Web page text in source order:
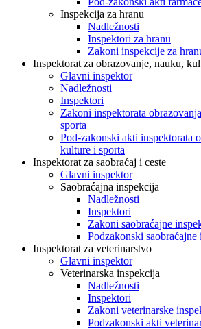
Inspekcija za hranu
Nadležnosti
Inspektori za hranu
Zakoni inspekcije za
Inspektorat za obrazovanje, nauku,
Glavni inspektor
Nadležnosti
Inspektori
Zakoni inspektorata
sporta
Pod-zakonski akti inspektorata
kulture i sporta
Inspektorat za saobraćaj i ceste
Glavni inspektor
Saobraćajna inspekcija
Nadležnosti
Inspektori
Zakoni saobraćajne
Podzakonski saobraćajne
Inspektorat za veterinarstvo
Glavni inspektor
Veterinarska inspekcija
Nadležnosti
Inspektori
Zakoni veterinarske
Podzakonski akti